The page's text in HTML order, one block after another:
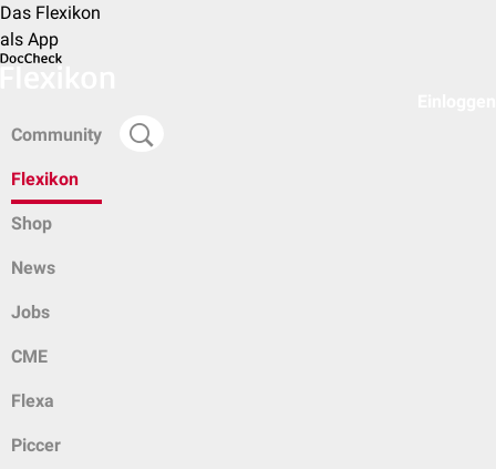
Das Flexikon
als App
Community
Flexikon
Shop
News
Jobs
CME
Flexa
Piccer